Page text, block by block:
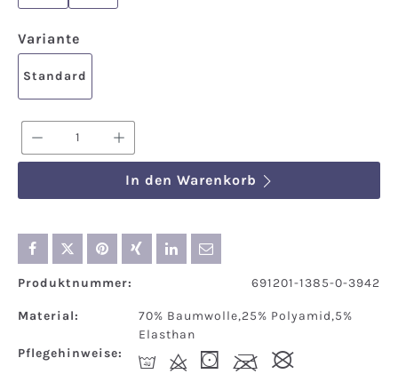
Variante
Standard
Produkt Anzahl: Gib den
In den Warenkorb
Produktnummer: 691201-1385-0-3942
Material:
70% Baumwolle,25% Polyamid,5%
Elasthan
Pflegehinweise:
I d ( l #